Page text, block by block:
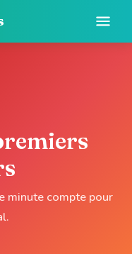
minute compte pour